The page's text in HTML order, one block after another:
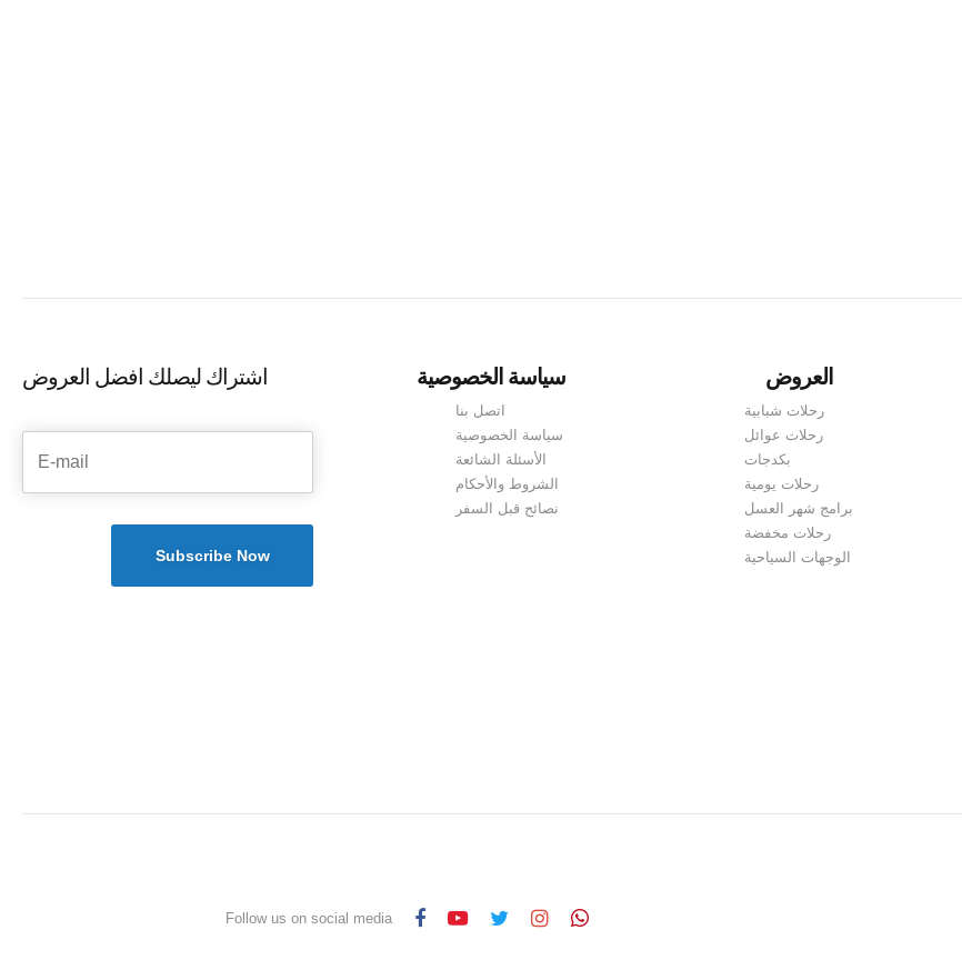
العروض
رحلات شبابية
رحلات عوائل
بكدجات
رحلات يومية
برامج شهر العسل
رحلات مخفضة
الوجهات السياحية
سياسة الخصوصية
اتصل بنا
سياسة الخصوصية
الأسئلة الشائعة
الشروط والأحكام
نصائح قبل السفر
اشتراك ليصلك افضل العروض
Follow us on social media